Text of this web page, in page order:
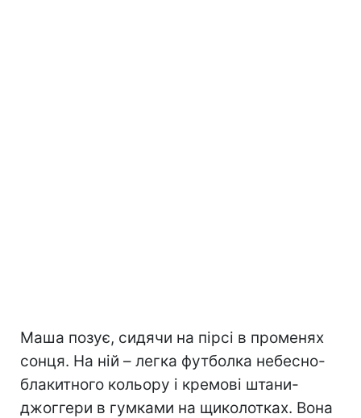
Маша позує, сидячи на пірсі в променях
сонця. На ній – легка футболка небесно-
блакитного кольору і кремові штани-
джоггери в гумками на щиколотках. Вона